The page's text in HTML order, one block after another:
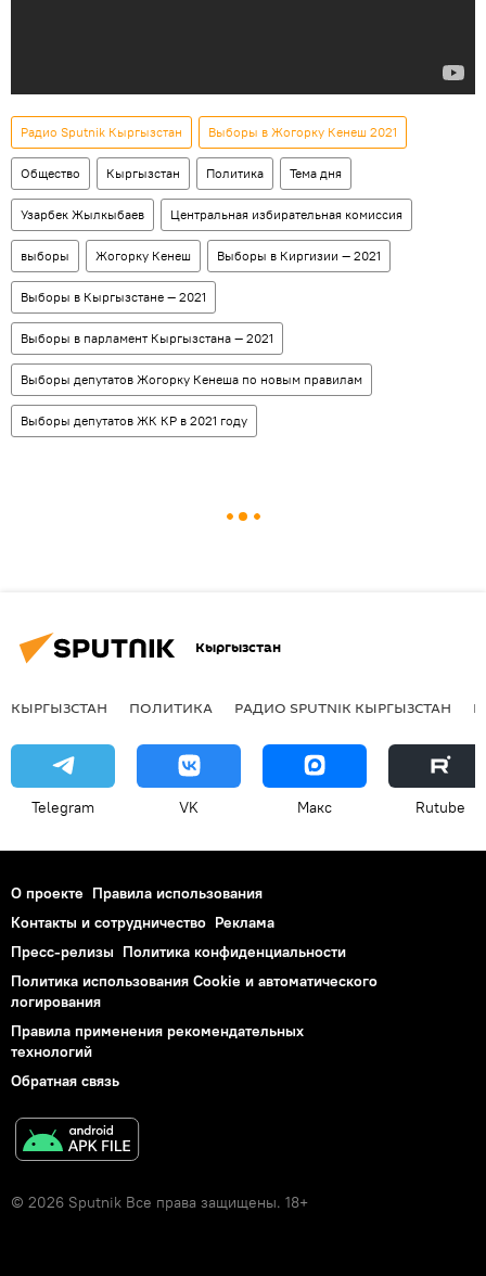
Радио Sputnik Кыргызстан Выборы в Жогорку Кенеш 2021
Общество Кыргызстан Политика Тема дня
Узарбек Жылкыбаев Центральная избирательная комиссия
выборы Жогорку Кенеш Выборы в Киргизии — 2021
Выборы в Кыргызстане — 2021
Выборы в парламент Кыргызстана — 2021
Выборы депутатов Жогорку Кенеша по новым правилам
Выборы депутатов ЖК КР в 2021 году
Кыргызстан
КЫРГЫЗСТАН ПОЛИТИКА РАДИО SPUTNIK КЫРГЫЗСТАН
Telegram VK Макс Rutube
О проекте Правила использования
Контакты и сотрудничество Реклама
Пресс-релизы Политика конфиденциальности
Политика использования Cookie и автоматического
логирования
Правила применения рекомендательных
технологий
Обратная связь
© 2026 Sputnik Все права защищены. 18+